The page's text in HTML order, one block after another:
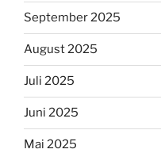
September 2025
August 2025
Juli 2025
Juni 2025
Mai 2025